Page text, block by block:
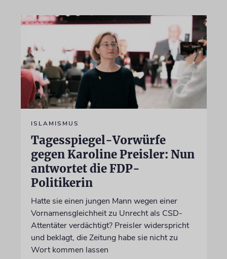
ISLAMISMUS
Tagesspiegel-Vorwürfe
gegen Karoline Preisler: Nun
antwortet die FDP-
Politikerin
Hatte sie einen jungen Mann wegen einer
Vornamensgleichheit zu Unrecht als CSD-
Attentäter verdächtigt? Preisler widerspricht
und beklagt, die Zeitung habe sie nicht zu
Wort kommen lassen